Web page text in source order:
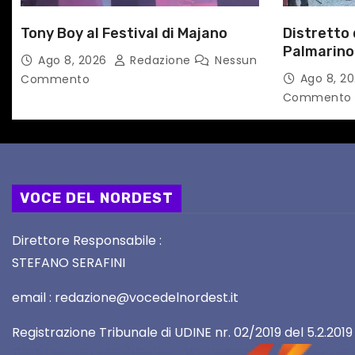
c
o
l
Tony Boy al Festival di Majano
Ago 8, 2026 Redazione
Nessun
Commento
Distretto
la prima
territorio
Ago 8,
Commento
VOCE DEL NORDEST
Direttore Responsabile :
STEFANO SERAFINI
email : redazione@vocedelnordest.it
Registrazione Tribunale di UDINE nr. 02/2019 del 5.2.2019